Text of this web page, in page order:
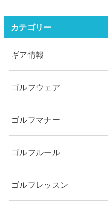
カテゴリー
ギア情報
ゴルフウェア
ゴルフマナー
ゴルフルール
ゴルフレッスン